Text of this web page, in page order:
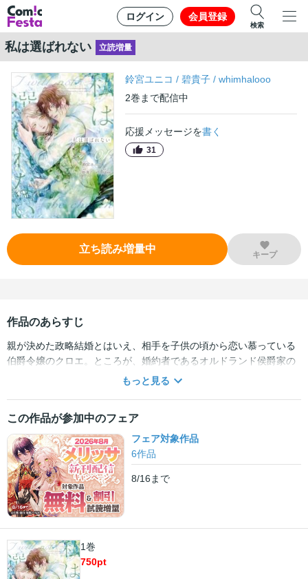
ログイン 会員登録
検索
私は選ばれない 立読増量
鈴宮ユニコ /碧貴子 /whimhalooo
2巻 まで配信中
応援メッセージを書く
31
立ち読み増量中 キープ
作品のあらすじ
親が決めた政略結婚とはいえ、相手を子供の頃から恋い慕っている
伯爵令嬢のクロエ。ところが、婚約者であるオルドランド侯爵家の
嫡男エルネストは、クロエではなく妹のエミリィを選ぶ。感情をコ
なく――…。そんな折、クロエにシスレーユ公爵家のレオネルが突
然結婚を申し込んできて――!?大ヒット「どうせ捨てられるのな
ら、最後に好きにさせていただきます」（碧貴子・著）と同じ世界
観で紡がれる、もう一つのラブストーリー開幕！第1巻は結婚初夜の
Rシーンを加筆収録！
もっと見る
この作品が参加中のフェア
フェア対象作品
6作品
8/16 まで
1巻
750pt